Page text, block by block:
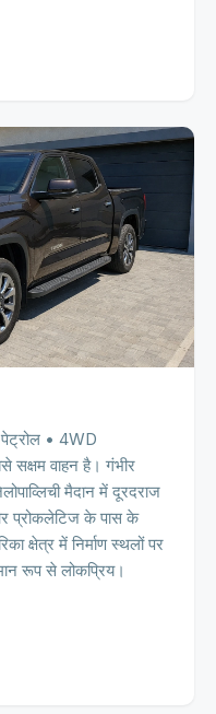
• 4WD
सक्षम वाहन है। गंभीर
मैदान में दूरदराज
प्रोकलेटिज के पास के
क्षेत्र में निर्माण स्थलों पर
रूप से लोकप्रिय।